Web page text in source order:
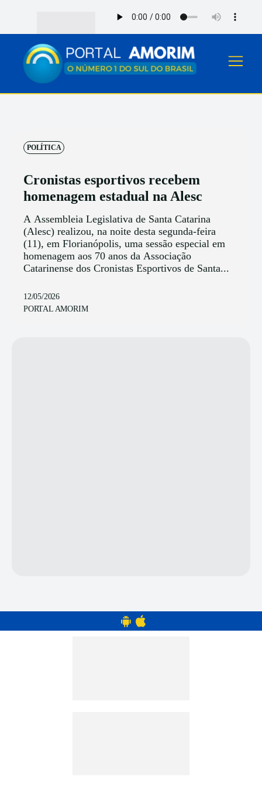
POLÍTICA
Cronistas esportivos recebem
homenagem estadual na Alesc
A Assembleia Legislativa de Santa Catarina
(Alesc) realizou, na noite desta segunda-feira
(11), em Florianópolis, uma sessão especial em
homenagem aos 70 anos da Associação
Catarinense dos Cronistas Esportivos de Santa...
12/05/2026
PORTAL AMORIM